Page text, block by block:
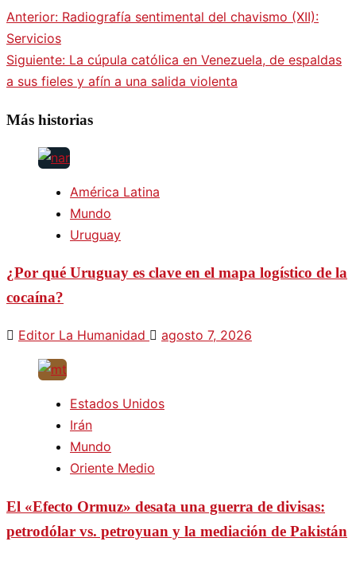
Navegación
de
entradas
Anterior: Radiografía sentimental del chavismo (XII):
Servicios
Siguiente: La cúpula católica en Venezuela, de espaldas
a sus fieles y afín a una salida violenta
Más historias
América Latina
Mundo
Uruguay
¿Por qué Uruguay es clave en el mapa logístico de la
cocaína?
Editor La Humanidad agosto 7, 2026
Estados Unidos
Irán
Mundo
Oriente Medio
El «Efecto Ormuz» desata una guerra de divisas:
petrodólar vs. petroyuan y la mediación de Pakistán